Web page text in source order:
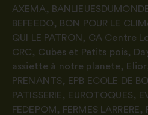
AXEMA,
BEFEEDO, BON POUR LE
QUI LE PATRON , CA Centre
CRC, Cubes et Petits pois,
assiette à notre planete, Elior
PRENANTS, EPB ECOLE DE
PATISSERIE, EUROTOQUES,
FEDEPOM , FERMES LARRERE,